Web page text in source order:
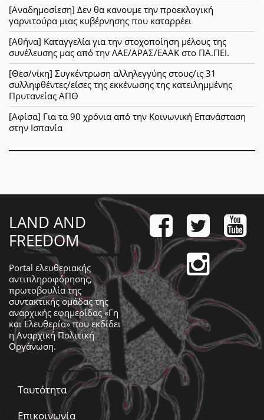
[Αναδημοσίεση] Δεν θα κανουμε την προεκλογική
γαρνιτούρα μιας κυβέρνησης που καταρρέει
[Αθήνα] Καταγγελία για την στοχοποίηση μέλους της
συνέλευσης μας από την ΛΑΕ/ΑΡΑΣ/ΕΑΑΚ στο ΠΑ.ΠΕΙ.
[Θεσ/νίκη] Συγκέντρωση αλληλεγγύης στους/ις 31
συλληφθέντες/είσες της εκκένωσης της κατειλημμένης
Πρυτανείας ΑΠΘ
[Αφίσα] Για τα 90 χρόνια από την Κοινωνική Επανάσταση
στην Ισπανία
LAND AND
FREEDOM
Portal ελευθεριακής
αντιπληροφόρησης,
πρωτοβουλία της
συντακτικής ομάδας της
αναρχικής εφημερίδας «Γη
και Ελευθερία» που εκδίδει
ηΑναρχική Πολιτική
Οργάνωση.
Ταυτότητα
Επικοινωνία